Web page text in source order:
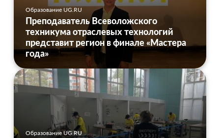
Образование UG.RU
Преподаватель Всеволожского
техникума отраслевых технологий
представит регион в финале «Мастера
года»
Образование UG.RU